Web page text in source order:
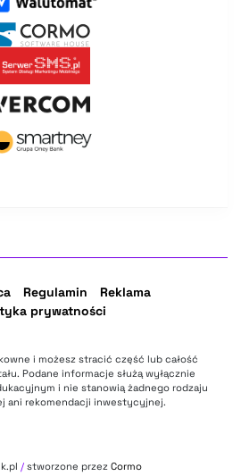
Regulamin
Reklama
prywatności
i możesz stracić część lub całość
Podane informacje służą wyłącznie
i nie stanowią żadnego rodzaju
ani rekomendacji inwestycyjnej.
/ stworzone przez Cormo